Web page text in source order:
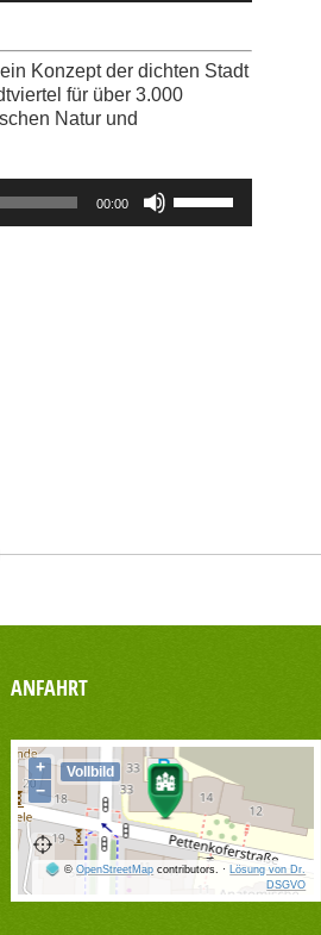
Lautstärke
Konzept der dichten Stadt
für über 3.000
Natur und
00:00
Hoch/Runter
ANFAHRT
+
−
©OpenStreetMap contributors. ·
Lösung von Dr.
DSGVO
Vollbild